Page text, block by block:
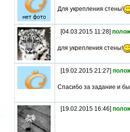
Для укрепления стены!
[04.03.2015 11:28]
для укрепления стены!
[19.02.2015 21:27]
Спасибо за задание и
[19.02.2015 16:46]